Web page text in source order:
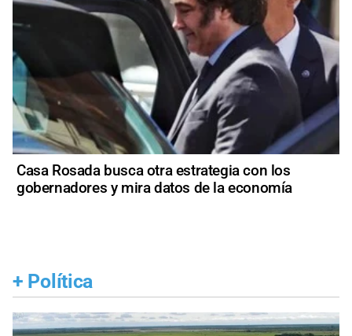
Casa Rosada busca otra estrategia con los
gobernadores y mira datos de la economía
+ Política